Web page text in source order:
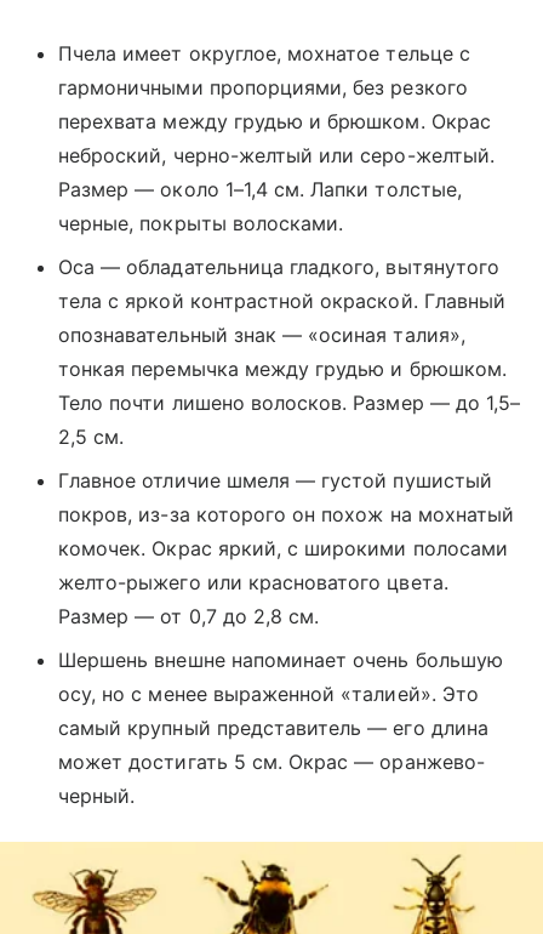
Пчела имеет округлое, мохнатое тельце с
гармоничными пропорциями, без резкого
перехвата между грудью и брюшком. Окрас
неброский, черно-желтый или серо-желтый.
Размер — около 1–1,4 см. Лапки толстые,
черные, покрыты волосками.
Оса — обладательница гладкого, вытянутого
тела с яркой контрастной окраской. Главный
опознавательный знак — «осиная талия»,
тонкая перемычка между грудью и брюшком.
Тело почти лишено волосков. Размер — до 1,5–
2,5 см.
Главное отличие шмеля — густой пушистый
покров, из-за которого он похож на мохнатый
комочек. Окрас яркий, с широкими полосами
желто-рыжего или красноватого цвета.
Размер — от 0,7 до 2,8 см.
Шершень внешне напоминает очень большую
осу, но с менее выраженной «талией». Это
самый крупный представитель — его длина
может достигать 5 см. Окрас — оранжево-
черный.